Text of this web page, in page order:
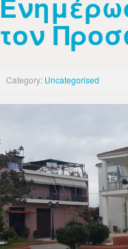
τον
Category: Uncategorised